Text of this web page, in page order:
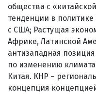
общества с
тенденции в
с США; Растущая
Африке, Латинской
антизападная
по изменению
Китая. КНР –
концепция